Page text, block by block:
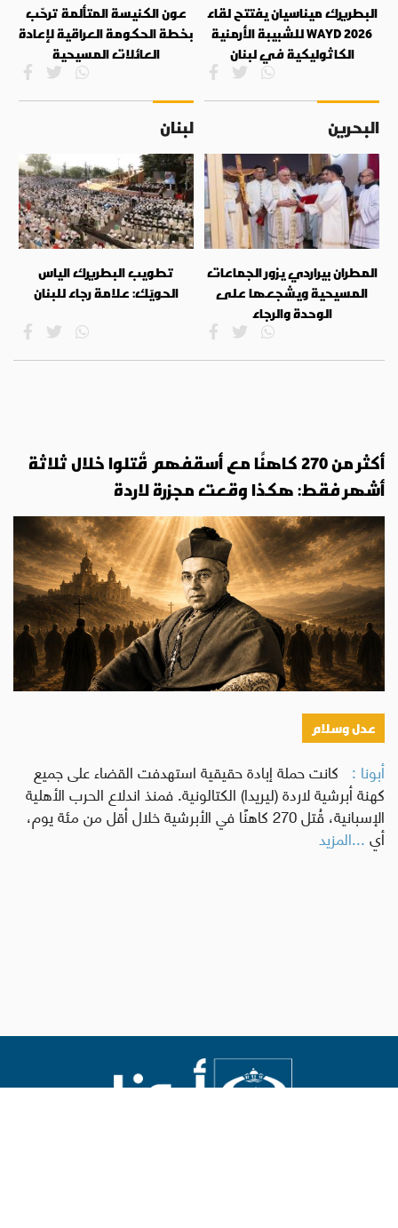
البطريرك ميناسيان يفتتح لقاء
WAYD 2026 للشبيبة الأرمنية
الكاثوليكية في لبنان
عون الكنيسة المتألمة ترحّب
بخطة الحكومة العراقية لإعادة
العائلات المسيحية
البحرين
المطران بيراردي يزور الجماعات
المسيحية ويشجعها على
الوحدة والرجاء
لبنان
تطويب البطريرك الياس
الحويّك: علامة رجاء للبنان
أكثر من 270 كاهنًا مع أسقفهم قُتلوا خلال ثلاثة
أشهر فقط: هكذا وقعت مجزرة لاردة
عدل وسلام
أبونا : كانت حملة إبادة حقيقية استهدفت القضاء على جميع
كهنة أبرشية لاردة (ليريدا) الكتالونية. فمنذ اندلاع الحرب الأهلية
الإسبانية، قُتل 270 كاهنًا في الأبرشية خلال أقل من مئة يوم،
أي...المزيد